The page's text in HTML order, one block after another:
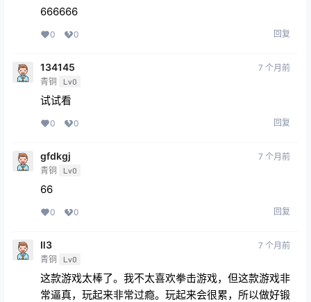
666666
0 0 回复
134145
青铜 Lv0
7 个月前
试试看
0 0 回复
gfdkgj
青铜 Lv0
7 个月前
66
0 0 回复
Ⅱ3
青铜 Lv0
7 个月前
这款游戏太棒了。我不太喜欢拳击游戏，但这款游戏非
常逼真，玩起来非常过瘾。玩起来会很累，所以做好锻